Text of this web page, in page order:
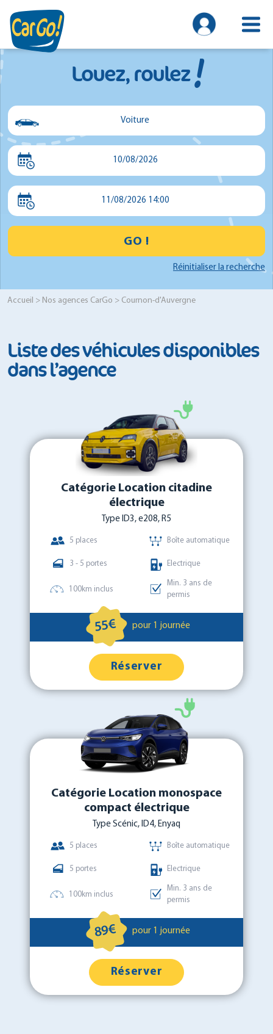
Louez, roulez!
Voiture
Voiture
10/08/2026
11/08/2026 14:00
GO !
Réinitialiser la recherche
Accueil > Nos agences CarGo > Cournon-d'Auvergne
Liste des véhicules disponibles
dans l’agence
Catégorie Location citadine
électrique
Type ID3, e208, R5
5 places Boîte automatique
3 - 5 portes Electrique
100km inclus
Min. 3 ans de
permis
55€ pour 1 journée
Réserver
Catégorie Location monospace
compact électrique
Type Scénic, ID4, Enyaq
5 places Boîte automatique
5 portes Electrique
100km inclus
Min. 3 ans de
permis
89€ pour 1 journée
Réserver